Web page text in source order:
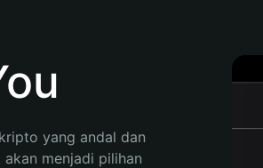
yang andal dan
menjadi pilihan